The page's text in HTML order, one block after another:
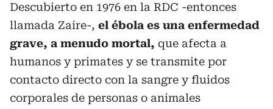
Descubierto en 1976 en la RDC -entonces
llamada Zaire-, el ébola es una enfermedad
grave, a menudo mortal, que afecta a
humanos y primates y se transmite por
contacto directo con la sangre y fluidos
corporales de personas o animales